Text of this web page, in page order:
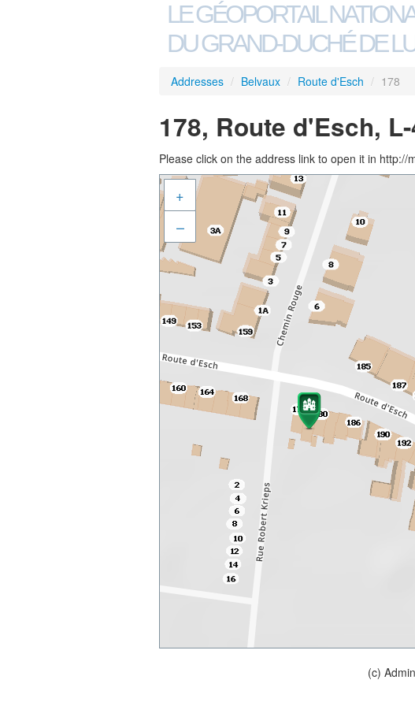
LE GÉOPORTAIL
DU GRAND-DUCHÉ DE
Addresses / Belvaux / Route d'Esch / 178
178, Route d'Esch,
Please click on the address link to open it in http://
+
–
(c)